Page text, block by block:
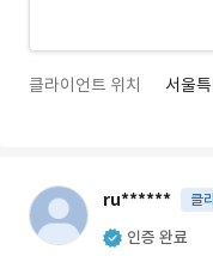
클라이언트 위치 서울
ru****** 클
인증 완료